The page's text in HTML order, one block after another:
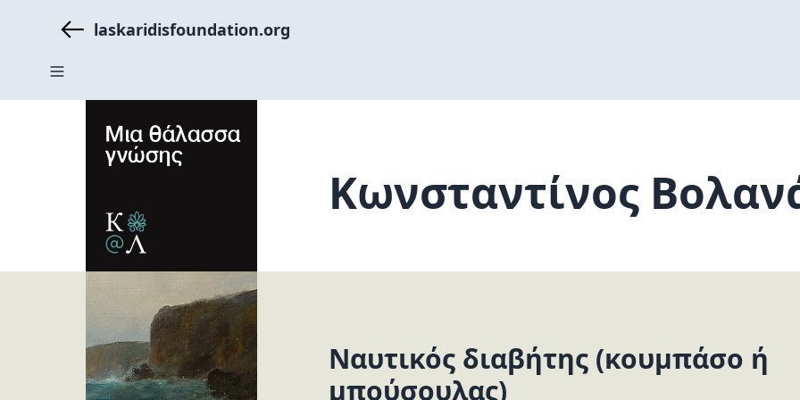
laskaridisfoundation.org
Κωνσταντίνος
Ναυτικός διαβήτης (κουμπάσο ή
μπούσουλας)